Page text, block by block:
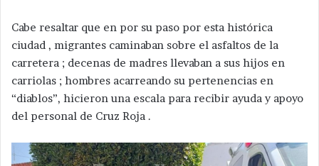
Cabe resaltar que en por su paso por esta histórica
ciudad , migrantes caminaban sobre el asfaltos de la
carretera ; decenas de madres llevaban a sus hijos en
carriolas ; hombres acarreando su pertenencias en
“diablos”, hicieron una escala para recibir ayuda y apoyo
del personal de Cruz Roja .